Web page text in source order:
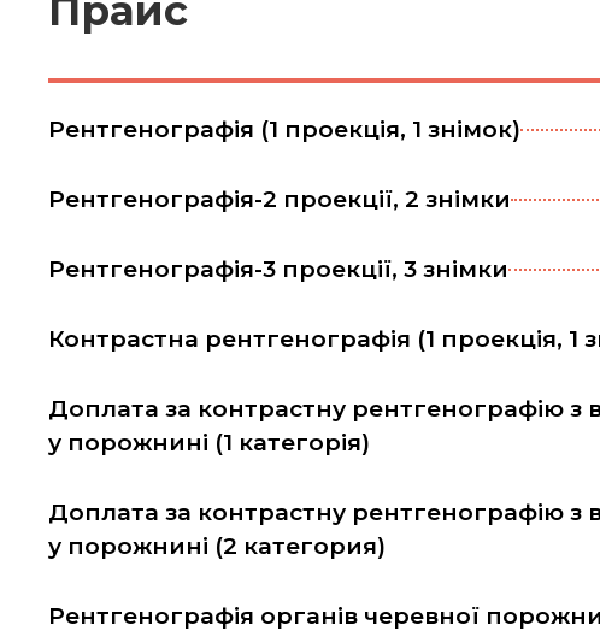
Прайс
Рентгенографія (1 проекція, 1 знімок)
Рентгенографія-2 проекції, 2 знімки
Рентгенографія-3 проекції, 3 знімки
Контрастна рентгенографія (1 проекція, 1
Доплата за контрастну рентгенографію
у порожнині (1 категорія)
Доплата за контрастну рентгенографію
у порожнині (2 категория)
Рентгенографія органів черевної